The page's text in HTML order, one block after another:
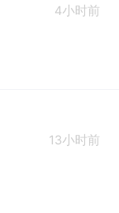
4小时前
13小时前